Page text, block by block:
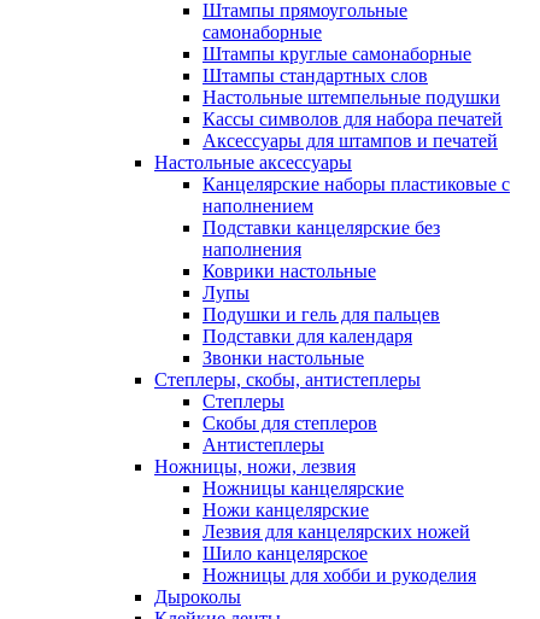
Штампы прямоугольные
самонаборные
Штампы круглые самонаборные
Штампы стандартных слов
Настольные штемпельные подушки
Кассы символов для набора печатей
Аксессуары для штампов и печатей
Настольные аксессуары
Канцелярские наборы пластиковые с
наполнением
Подставки канцелярские без
наполнения
Коврики настольные
Лупы
Подушки и гель для пальцев
Подставки для календаря
Звонки настольные
Степлеры, скобы, антистеплеры
Степлеры
Скобы для степлеров
Антистеплеры
Ножницы, ножи, лезвия
Ножницы канцелярские
Ножи канцелярские
Лезвия для канцелярских ножей
Шило канцелярское
Ножницы для хобби и рукоделия
Дыроколы